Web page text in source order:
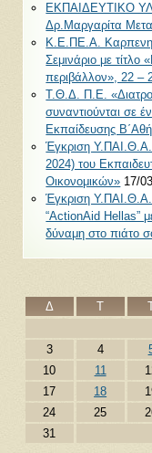
ΕΚΠΑΙΔΕΥΤΙΚΟ
Δρ.Μαργαρίτα
Κ.Ε.ΠΕ.Α.
Σεμινάριο με τίτλο
περιβάλλον», 22 –
Τ.Θ.Δ. Π.Ε.
συναντιούνται σε
Εκπαίδευσης
Έγκριση Υ.ΠΑΙ.Θ.Α.
2024) του
Οικονομικών» 17/
Έγκριση Υ.ΠΑΙ.Θ.Α.
“ActionAid Hellas”
δύναμη στο πιάτο
Δ
Τ
3
4
10
11
17
18
24
25
31